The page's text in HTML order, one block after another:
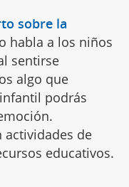
sobre la
habla a los niños
sentirse
algo que
podrás
de
educativos.